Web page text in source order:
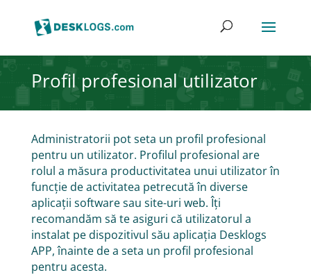
Profil profesional utilizator
Administratorii pot seta un profil profesional
pentru un utilizator. Profilul profesional are
rolul a măsura productivitatea unui utilizator în
funcție de activitatea petrecută în diverse
aplicații software sau site-uri web. Îți
recomandăm să te asiguri că utilizatorul a
instalat pe dispozitivul său aplicația Desklogs
APP, înainte de a seta un profil profesional
pentru acesta.